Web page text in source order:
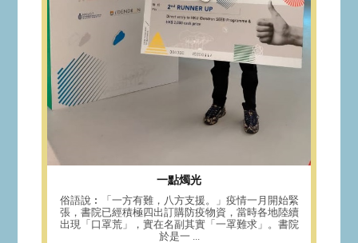
一點燭光
俗語說︰「一方有難，八方支援。」疫情一月開始緊
張，書院已經積極四出訂購防疫物資，當時各地陸續
出現「口罩荒」，實在名副其實「一罩難求」。書院
於是一 ...